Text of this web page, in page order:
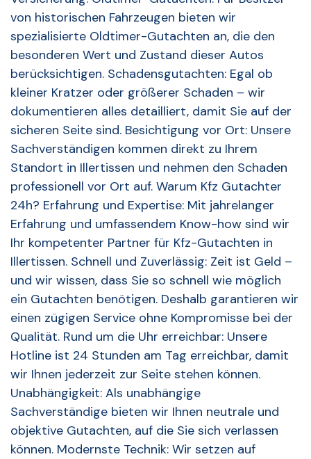
von historischen Fahrzeugen bieten wir
spezialisierte Oldtimer-Gutachten an, die den
besonderen Wert und Zustand dieser Autos
berücksichtigen. Schadensgutachten: Egal ob
kleiner Kratzer oder größerer Schaden – wir
dokumentieren alles detailliert, damit Sie auf der
sicheren Seite sind. Besichtigung vor Ort: Unsere
Sachverständigen kommen direkt zu Ihrem
Standort in Illertissen und nehmen den Schaden
professionell vor Ort auf. Warum Kfz Gutachter
24h? Erfahrung und Expertise: Mit jahrelanger
Erfahrung und umfassendem Know-how sind wir
Ihr kompetenter Partner für Kfz-Gutachten in
Illertissen. Schnell und Zuverlässig: Zeit ist Geld –
und wir wissen, dass Sie so schnell wie möglich
ein Gutachten benötigen. Deshalb garantieren wir
einen zügigen Service ohne Kompromisse bei der
Qualität. Rund um die Uhr erreichbar: Unsere
Hotline ist 24 Stunden am Tag erreichbar, damit
wir Ihnen jederzeit zur Seite stehen können.
Unabhängigkeit: Als unabhängige
Sachverständige bieten wir Ihnen neutrale und
objektive Gutachten, auf die Sie sich verlassen
können. Modernste Technik: Wir setzen auf